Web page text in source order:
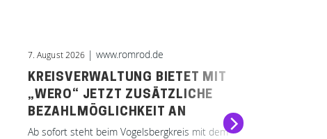
7. August 2026 | www.romrod.de
KREISVERWALTUNG BIETET MIT
„WERO“ JETZT ZUSÄTZLICHE
BEZAHLMÖGLICHKEIT AN
Ab sofort steht beim Vogelsbergkreis mit dem